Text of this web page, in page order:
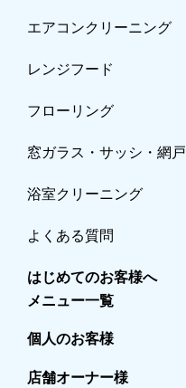
エアコンクリーニング
レンジフード
フローリング
窓ガラス・サッシ・網戸
浴室クリーニング
よくある質問
はじめてのお客様へ
メニュー一覧
個人のお客様
店舗オーナー様